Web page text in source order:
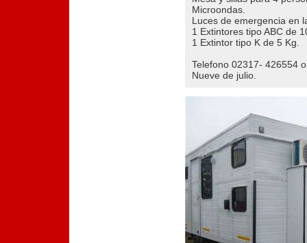
Microondas.
Luces de emergencia en
1 Extintores tipo ABC de
1 Extintor tipo K de 5 Kg.
Telefono 02317- 426554
Nueve de julio.